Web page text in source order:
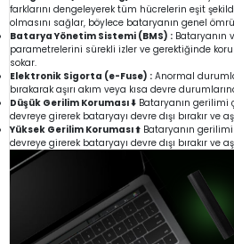
farklarını dengeleyerek tüm hücrelerin eşit
olmasını sağlar, böylece bataryanın genel
Batarya Yönetim Sistemi (BMS) : Bataryanın
parametrelerini sürekli izler ve gerektiğinde
sokar.
Elektronik Sigorta (e-Fuse) : Anormal
bırakarak aşırı akım veya kısa devre
Düşük Gerilim Koruması ⬇️ Bataryanın gerilimi
devreye girerek bataryayı devre dışı bırakır ve
Yüksek Gerilim Koruması ⬆️ Bataryanın gerilimi
devreye girerek bataryayı devre dışı bırakır ve